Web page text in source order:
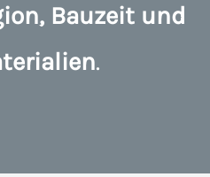
Bauzeit und
.